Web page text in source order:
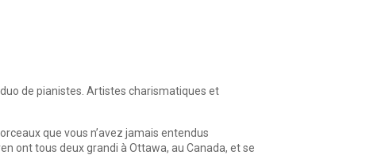
de pianistes. Artistes charismatiques et
que vous n’avez jamais entendus
ont tous deux grandi à Ottawa, au Canada, et se